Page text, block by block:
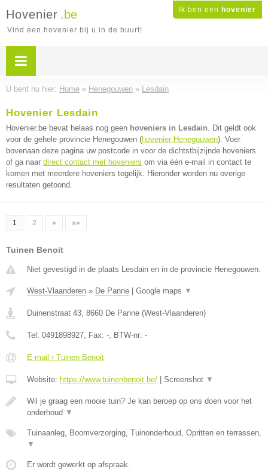
Ik ben een hovenier
Hovenier .be
Vind een hovenier bij u in de buurt!
U bent nu hier: Home » Henegouwen » Lesdain
Hovenier Lesdain
Hovenier.be bevat helaas nog geen hoveniers in Lesdain. Dit geldt ook
voor de gehele provincie Henegouwen (hovenier Henegouwen). Voer
bovenaan deze pagina uw postcode in voor de dichtstbijzijnde hoveniers
of ga naar direct contact met hoveniers om via één e-mail in contact te
komen met meerdere hoveniers tegelijk. Hieronder worden nu overige
resultaten getoond.
1 2 » »»
Tuinen Benoit
Niet gevestigd in de plaats Lesdain en in de provincie Henegouwen.
West-Vlaanderen » De Panne Google maps ▼
Duinenstraat 43, 8660 De Panne (West-Vlaanderen)
Tel: 0491898927, Fax: -, BTW-nr: -
E-mail › Tuinen Benoit
Website: https://www.tuinenbenoit.be/ Screenshot ▼
Wil je graag een mooie tuin? Je kan beroep op ons doen voor het
onderhoud ▼
Tuinaanleg, Boomverzorging, Tuinonderhoud, Opritten en terrassen,
▼
Er wordt gewerkt op afspraak.